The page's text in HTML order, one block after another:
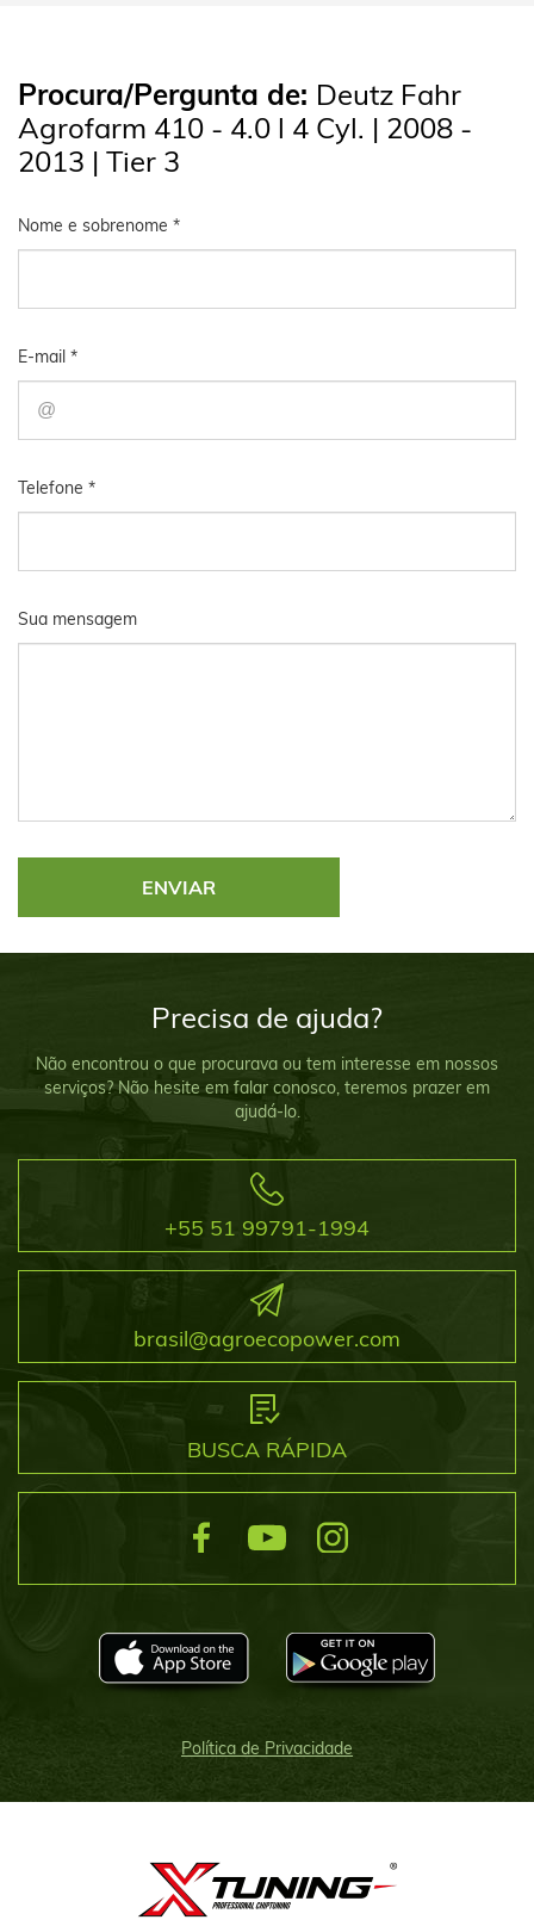
Procura/Pergunta de: Deutz Fahr
Agrofarm 410 - 4.0 l 4 Cyl. | 2008 -
2013 | Tier 3
Nome e sobrenome *
E-mail *
Telefone *
Sua mensagem
Precisa de ajuda?
Não encontrou o que procurava ou tem interesse em nossos
serviços? Não hesite em falar conosco, teremos prazer em
ajudá-lo.
+55 51 99791-1994
brasil@agroecopower.com
BUSCA RÁPIDA
Política de Privacidade